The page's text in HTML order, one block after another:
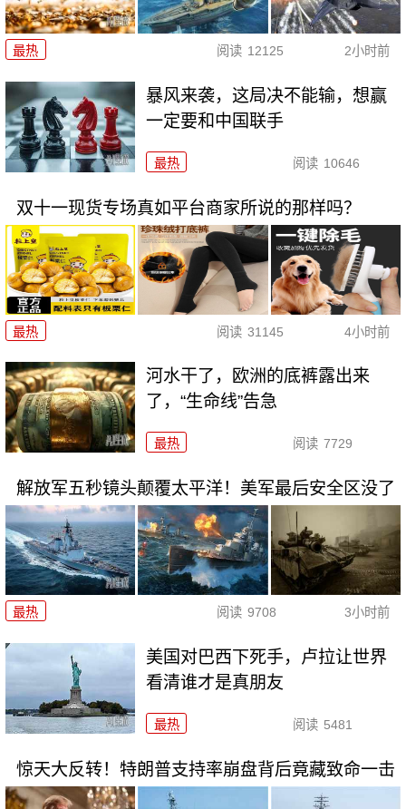
最热 阅读 12125 2小时前
暴风来袭，这局决不能输，想赢
一定要和中国联手
最热 阅读 10646
双十一现货专场真如平台商家所说的那样吗？
最热 阅读 31145 4小时前
河水干了，欧洲的底裤露出来
了，“生命线”告急
最热 阅读 7729
解放军五秒镜头颠覆太平洋！美军最后安全区没了
最热 阅读 9708 3小时前
美国对巴西下死手，卢拉让世界
看清谁才是真朋友
最热 阅读 5481
惊天大反转！特朗普支持率崩盘背后竟藏致命一击